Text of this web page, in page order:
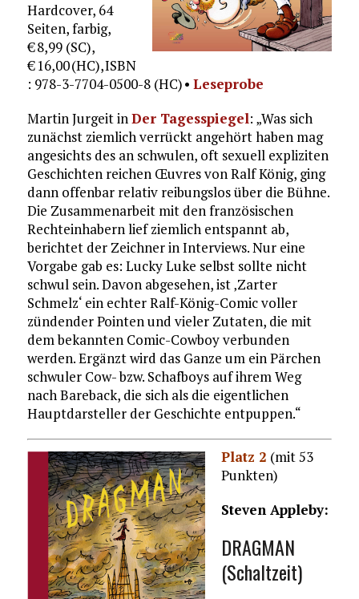
Hardcover, 64
Seiten, farbig,
€ 8,99 (SC),
€ 16,00 (HC), ISBN
: 978-3-7704-0500-8 (HC) • Leseprobe
Martin Jurgeit inDer Tagesspiegel: „Was sich
zunächst ziemlich verrückt angehört haben mag
angesichts des an schwulen, oft sexuell expliziten
Geschichten reichen Œuvres von Ralf König, ging
dann offenbar relativ reibungslos über die Bühne.
Die Zusammenarbeit mit den französischen
Rechteinhabern lief ziemlich entspannt ab,
berichtet der Zeichner in Interviews. Nur eine
Vorgabe gab es: Lucky Luke selbst sollte nicht
schwul sein. Davon abgesehen, ist ‚Zarter
Schmelz‘ ein echter Ralf-König-Comic voller
zündender Pointen und vieler Zutaten, die mit
dem bekannten Comic-Cowboy verbunden
werden. Ergänzt wird das Ganze um ein Pärchen
schwuler Cow- bzw. Schafboys auf ihrem Weg
nach Bareback, die sich als die eigentlichen
Hauptdarsteller der Geschichte entpuppen.“
Platz 2 (mit 53
Punkten)
Steven Appleby:
DRAGMAN
(Schaltzeit)